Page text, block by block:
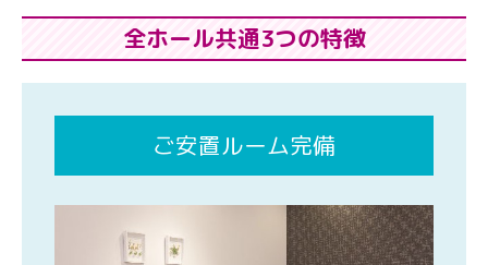
全ホール共通3つの特徴
ご安置ルーム完備